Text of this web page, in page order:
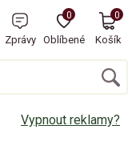
Zprávy Oblíbené
0
Košík
0
Vypnout reklamy?